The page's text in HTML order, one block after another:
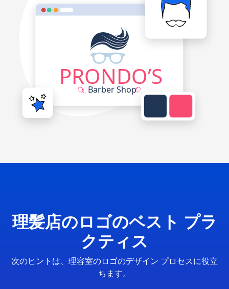
理髪店のロゴのベスト プラ
クティス
次のヒントは、理容室のロゴのデザイン プロセスに役立
ちます。